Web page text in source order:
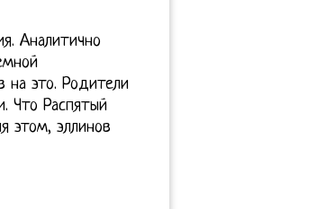
Аналитично
на это. Родители
Что Распятый
этом, эллинов